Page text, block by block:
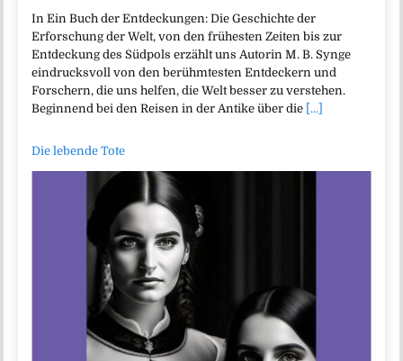
In Ein Buch der Entdeckungen: Die Geschichte der
Erforschung der Welt, von den frühesten Zeiten bis zur
Entdeckung des Südpols erzählt uns Autorin M. B. Synge
eindrucksvoll von den berühmtesten Entdeckern und
Forschern, die uns helfen, die Welt besser zu verstehen.
Beginnend bei den Reisen in der Antike über die [...]
Die lebende Tote